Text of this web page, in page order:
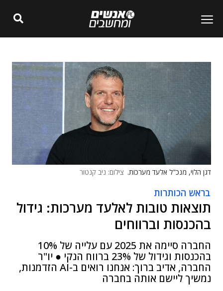
דגן הלוי, מנכ"ל אלעד מערכות. צילום: ניב קנטור
בראש הכותרות
תוצאות טובות לאלעד מערכות: גידול
בהכנסות וברווחים
החברה סיימה את 2025 עם עלייה של 10%
בהכנסות וגידול של 23% ברווח הנקי ● יו"ר
החברה, אדיב ברוך: אנחנו רואים ב-AI הזדמנות,
נמשיך ליישם אותה בחברה